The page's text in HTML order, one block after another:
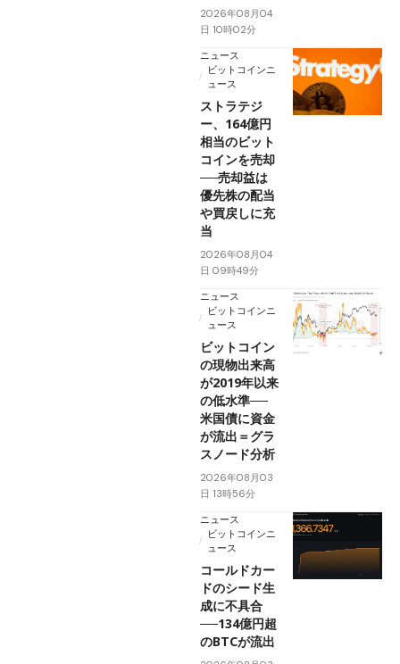
2026年08月04
日 10時02分
ニュース
ビットコインニ
ュース
ストラテジ
ー、164億円
相当のビット
コインを売却
──売却益は
優先株の配当
や買戻しに充
当
2026年08月04
日 09時49分
ニュース
ビットコインニ
ュース
ビットコイン
の現物出来高
が2019年以来
の低水準──
米国債に資金
が流出＝グラ
スノード分析
2026年08月03
日 13時56分
ニュース
ビットコインニ
ュース
コールドカー
ドのシード生
成に不具合
──134億円超
のBTCが流出